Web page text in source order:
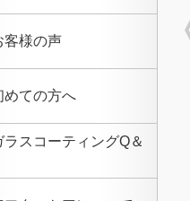
客様の声
めての方へ
ラスコーティングQ＆